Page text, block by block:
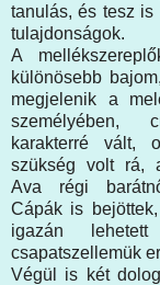
tanulás, és tesz is
tulajdonságok.
A
különösebb
megjelenik a
személyében,
karakterré vált,
szükség volt rá,
Ava régi
Cápák is
igazán
csapatszellemük
Végül is két